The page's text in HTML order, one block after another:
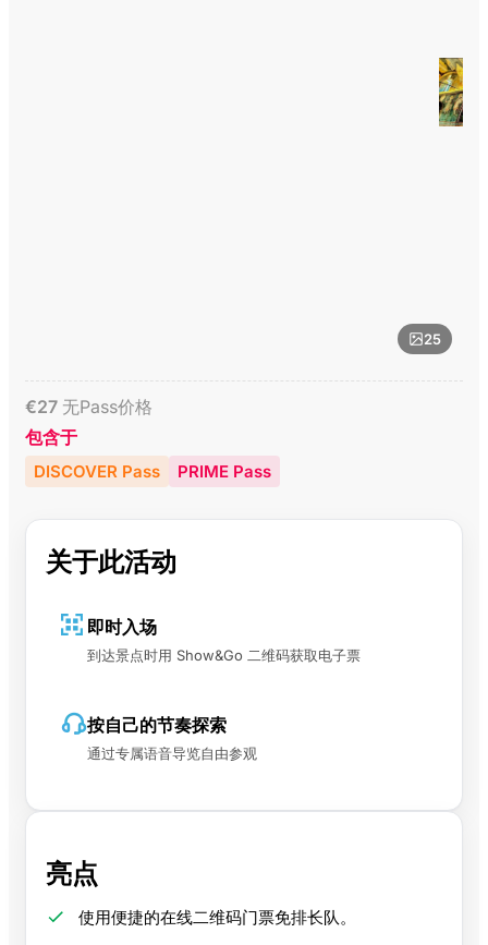
25
€27 无Pass价格
包含于
DISCOVER Pass PRIME Pass
关于此活动
即时入场
到达景点时用 Show&Go 二维码获取电子票
按自己的节奏探索
通过专属语音导览自由参观
亮点
使用便捷的在线二维码门票免排长队。